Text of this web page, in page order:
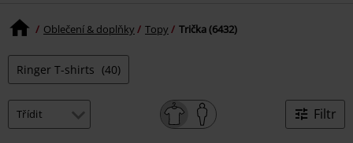
Oblečení & doplňky Topy Trička (6432)
Ringer T-shirts (40)
Filtr